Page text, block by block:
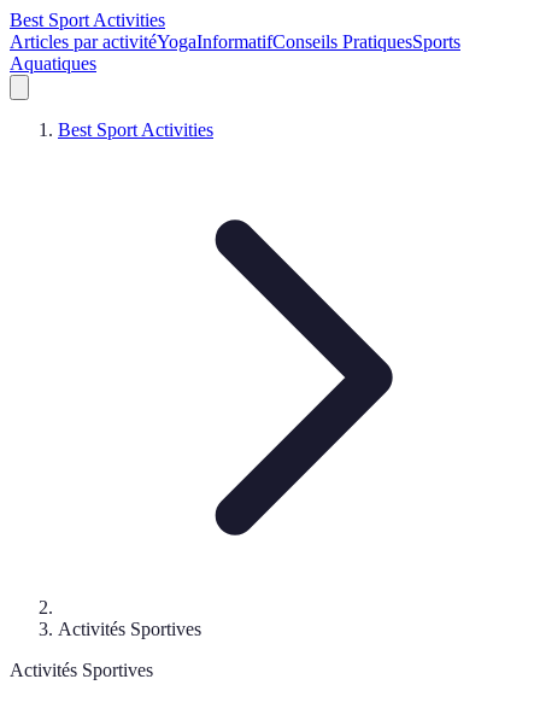
Best Sport Activities
Articles par activitéYogaInformatifConseils PratiquesSports
Aquatiques
Best Sport Activities
Activités Sportives
Activités Sportives